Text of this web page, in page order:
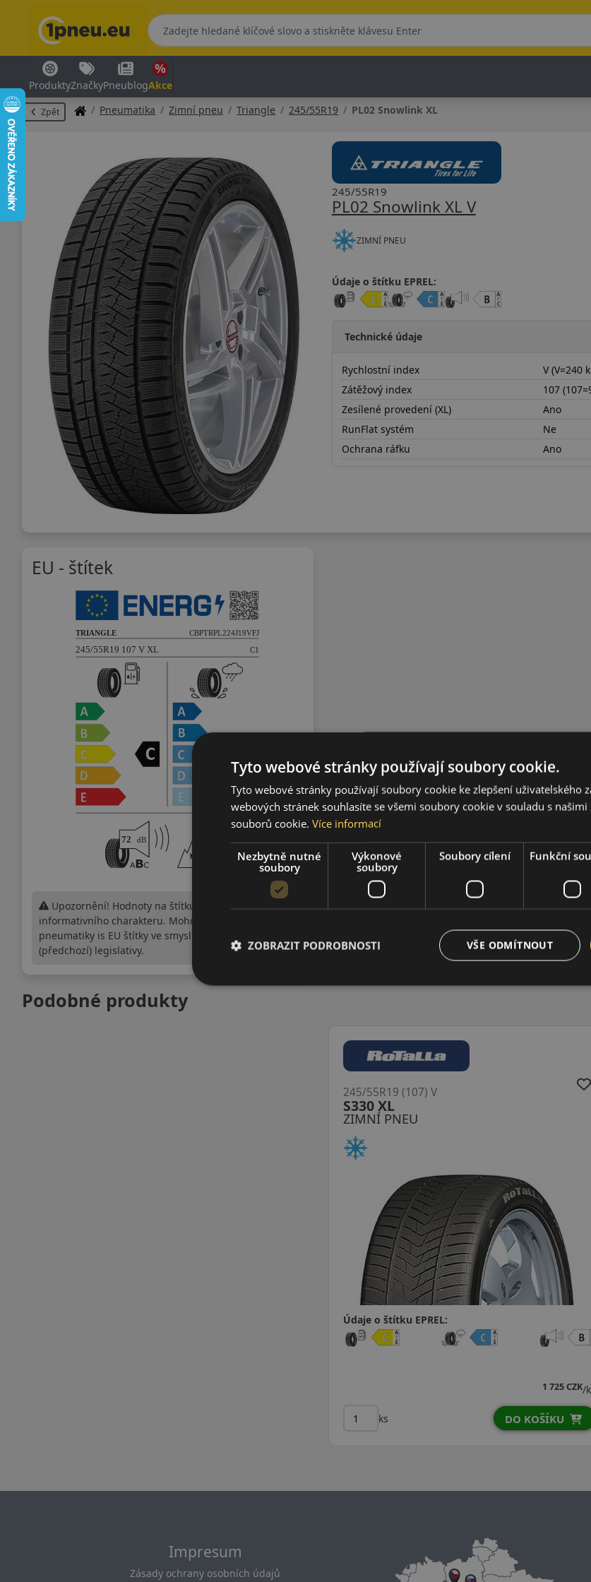
ProduktyZnačkyPneublogAkce
Zpět Pneumatika Zimní pneu Triangle 245/55R19 PL02 Snowlink XL
PL02 Snowlink XL V
245/55R19
ZIMNÍ PNEU
Údaje o štítku EPREL:
Technické údaje
Rychlostní index
V (V=240
Zátěžový index
107
Zesílené provedení (XL)
Ano
RunFlat systém
Ne
Ochrana ráfku
Ano
EU - štítek
Upozornění! Hodnoty na štítku jsou pouze
informativního charakteru. Mohou být dodány
pneumatiky is EU štítky ve smyslu dosud platné
(předchozí) legislativy.
Podobné produkty
ZIMNÍ PNEU
S330 XL
245/55R19 (107) V
Údaje o štítku EPREL:
1 725 CZK/
ks DO KOŠÍKU
Impresum
Zásady ochrany osobních údajů
Tyto webové stránky používají soubory cookie.
Tyto webové stránky používají soubory cookie ke zlepšení uživatelského
webových stránek souhlasíte se všemi soubory cookie v souladu s
souborů cookie. Více informací
Nezbytně nutné
soubory
Výkonové
soubory
Soubory cílení Funkční
VŠE ODMÍTNOUT
ZOBRAZIT PODROBNOSTI